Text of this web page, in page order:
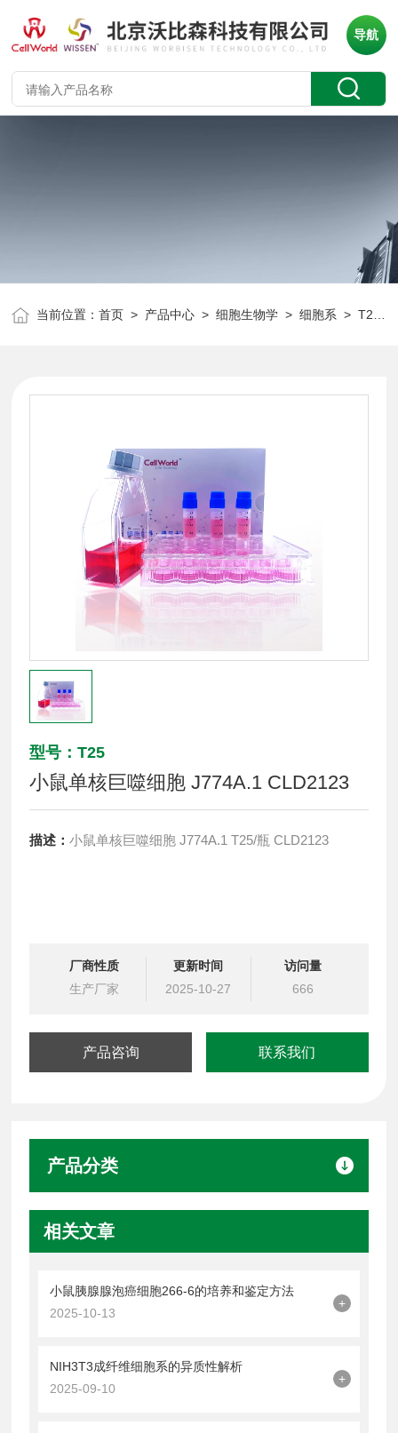
导航
当前位置：首页 > 产品中心 >细胞生物学 >细胞系 > T25小鼠单核巨噬细胞 J774A.1 CLD2123
型号：T25
小鼠单核巨噬细胞 J774A.1 CLD2123
描述：小鼠单核巨噬细胞 J774A.1 T25/瓶 CLD2123
厂商性质
生产厂家
更新时间
2025-10-27
访问量
666
产品咨询 联系我们
产品分类
相关文章
小鼠胰腺腺泡癌细胞266-6的培养和鉴定方法
2025-10-13
+
NIH3T3成纤维细胞系的异质性解析
2025-09-10
+